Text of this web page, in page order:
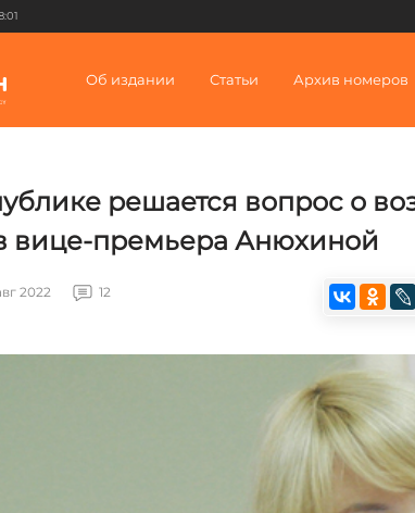
Об издании Статьи Архив номеров
решается вопрос о
вице-премьера Анюхиной
2022 12